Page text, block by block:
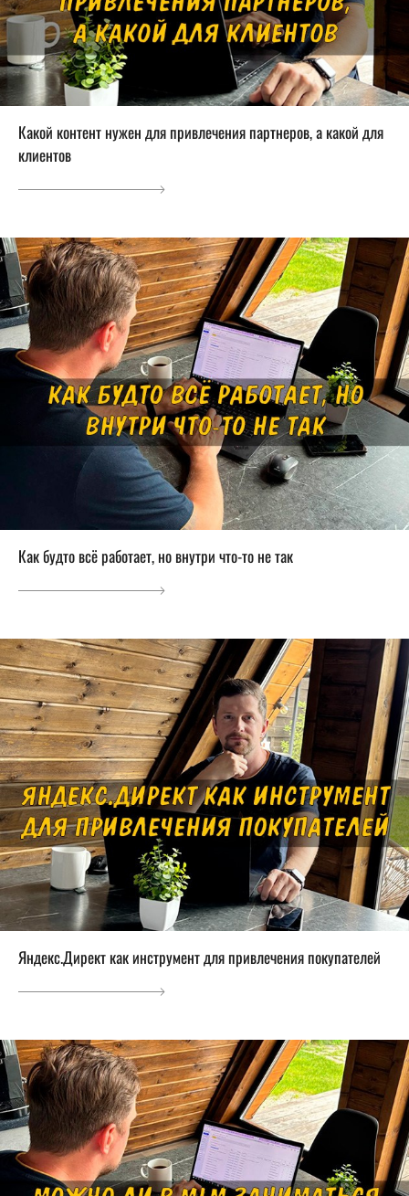
Какой контент нужен для привлечения партнеров, а какой для
клиентов
Как будто всё работает, но внутри что-то не так
Яндекс.Директ как инструмент для привлечения покупателей